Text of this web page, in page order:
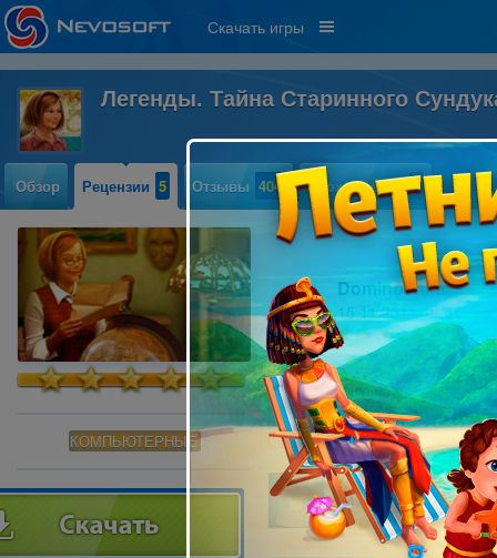
Скачать игры
Легенды. Тайна Старинного
Обзор Рецензии 5 Отзывы 404 Прохождение 1
КОМПЬЮТЕРНЫЕ
Dominoshka
15.11.2011 19:51
16
Что-то я сегодня сел и решил
И открывать эту четверку будет
Читать далее »
Ильдар
14.07.2011 13:43
21